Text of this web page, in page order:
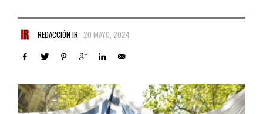
REDACCIÓN IR 20 MAYO, 2024